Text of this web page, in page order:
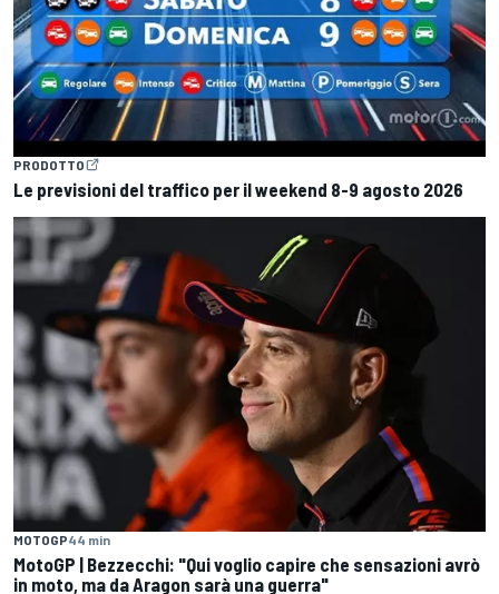
PRODOTTO
Le previsioni del traffico per il weekend 8-9 agosto 2026
MOTOGP44 min
MotoGP | Bezzecchi: "Qui voglio capire che sensazioni avrò
in moto, ma da Aragon sarà una guerra"